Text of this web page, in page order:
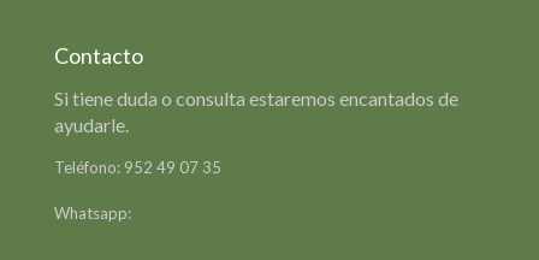
Contacto
Si tiene duda o consulta estaremos encantados de
ayudarle.
Teléfono: 952 49 07 35
Whatsapp: